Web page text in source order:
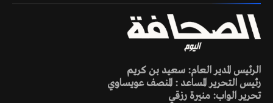
الرئيس المدير العام: سعيد بن كريم
رئيس التحرير المساعد : المنصف عويساوي
تحرير الواب: منيرة رزقي